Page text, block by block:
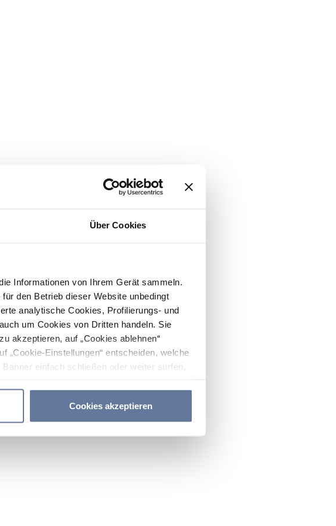
Über Cookies
Informationen von Ihrem Gerät sammeln.
den Betrieb dieser Website unbedingt
analytische Cookies, Profilierungs- und
um Cookies von Dritten handeln. Sie
akzeptieren, auf „Cookies ablehnen“
„Cookie-Einstellungen“ entscheiden, welche
einfach schließen oder weiter surfen,
Cookies akzeptieren